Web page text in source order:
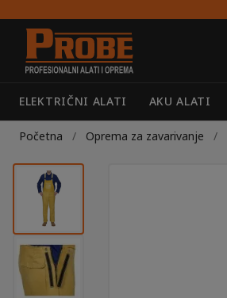
ELEKTRIČNI ALATI AKU ALATI
Preskoči
na
navigaciju
Skoči
do
sadržaja
Početna / Oprema za zavarivanje /